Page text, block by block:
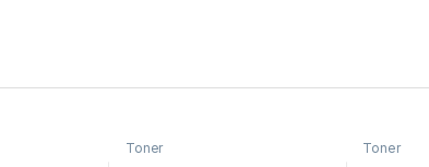
Toner Toner